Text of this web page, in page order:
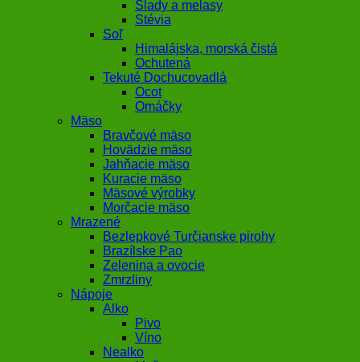
Slady a melasy
Stévia
Soľ
Himalájska, morská čistá
Ochutená
Tekuté Dochucovadlá
Ocot
Omáčky
Mäso
Bravčové mäso
Hovädzie mäso
Jahňacie mäso
Kuracie mäso
Mäsové výrobky
Morčacie mäso
Mrazené
Bezlepkové Turčianske pirohy
Brazílske Pao
Zelenina a ovocie
Zmrzliny
Nápoje
Alko
Pivo
Víno
Nealko